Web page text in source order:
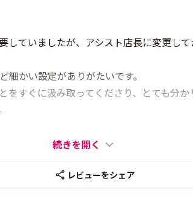
していましたが、アシスト店長に変更し
かい設定がありがたいです。
すぐに汲み取ってくださり、とても分
続きを開く
レビューをシェア